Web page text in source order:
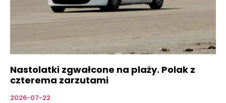
Nastolatki zgwałcone na plaży. Polak z
czterema zarzutami
2026-07-22